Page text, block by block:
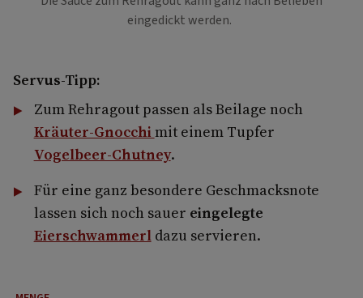
eingedickt werden.
Servus-Tipp:
Zum Rehragout passen als Beilage noch
Kräuter-Gnocchi mit einem Tupfer
Vogelbeer-Chutney.
Für eine ganz besondere Geschmacksnote
lassen sich noch sauer eingelegte
Eierschwammerl dazu servieren.